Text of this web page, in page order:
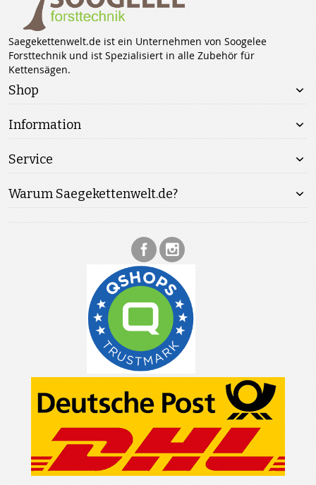
Saegekettenwelt.de ist ein Unternehmen von Soogelee
Forsttechnik und ist Spezialisiert in alle Zubehör für
Kettensägen.
Shop
Information
Service
Warum Saegekettenwelt.de?